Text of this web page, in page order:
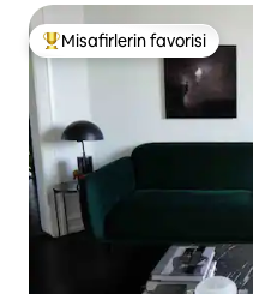
Misafirlerin favorilerinden
Misafirlerin favorisi